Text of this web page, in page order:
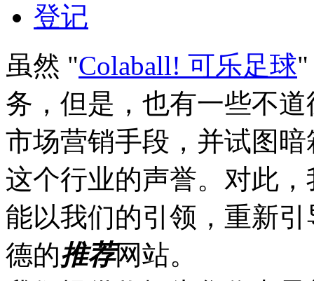
登记
虽然 "Colaball! 可乐足球"
务，但是，也有一些不道
市场营销手段，并试图
这个行业的声誉。对此
能以我们的引领，重新
德的推荐网站。